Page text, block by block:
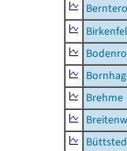
Brehme